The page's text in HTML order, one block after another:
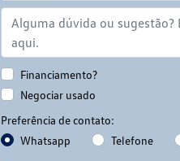
Financiamento?
Negociar usado
Preferência de contato:
Whatsapp
Telefone